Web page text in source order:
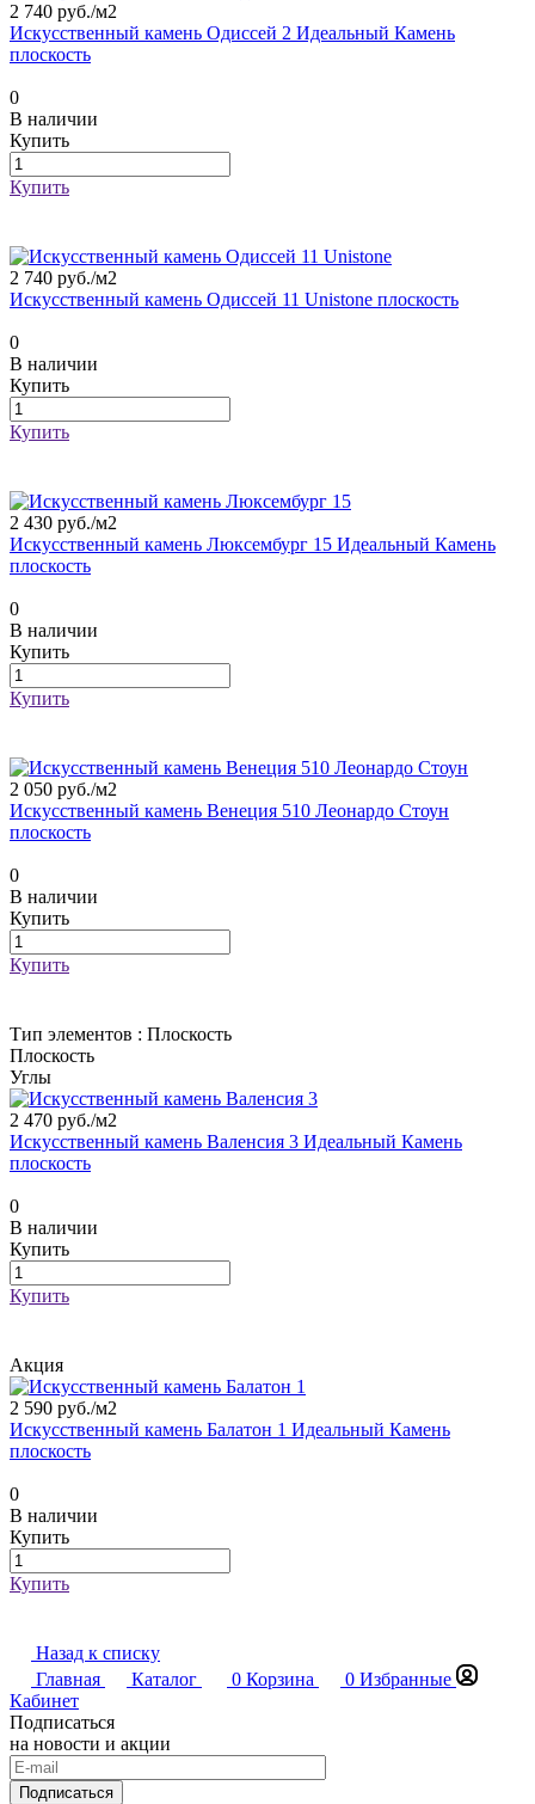
2 740 руб./м2
Искусственный камень Одиссей 2 Идеальный Камень
плоскость
0
В наличии
Купить
Купить
2 740 руб./м2
Искусственный камень Одиссей 11 Unistone плоскость
0
В наличии
Купить
Купить
2 430 руб./м2
Искусственный камень Люксембург 15 Идеальный Камень
плоскость
0
В наличии
Купить
Купить
2 050 руб./м2
Искусственный камень Венеция 510 Леонардо Стоун
плоскость
0
В наличии
Купить
Купить
Тип элементов : Плоскость
Плоскость
Углы
2 470 руб./м2
Искусственный камень Валенсия 3 Идеальный Камень
плоскость
0
В наличии
Купить
Купить
Акция
2 590 руб./м2
Искусственный камень Балатон 1 Идеальный Камень
плоскость
0
В наличии
Купить
Купить
Назад к списку
Главная
Каталог 0 Корзина 0 Избранные
Кабинет
Подписаться
на новости и акции
Подписаться